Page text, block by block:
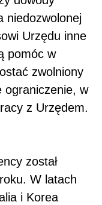
niedozwolonej
Urzędu inne
pomóc w
zwolniony
ograniczenie, w
z Urzędem.
został
W latach
i Korea